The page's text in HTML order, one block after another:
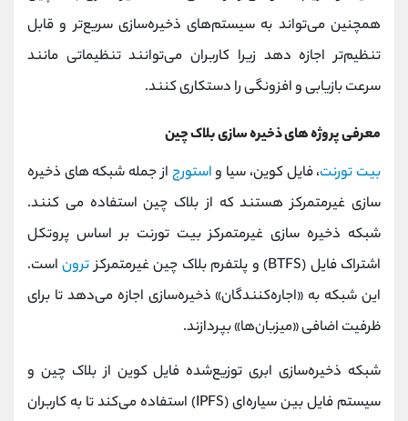
همچنین می‌تواند به سیستم‌های ذخیره‌سازی سریع‌تر و قابل
تنظیم‌تر اجازه دهد زیرا کاربران می‌توانند تنظیماتی مانند
سرعت بازیابی و افزونگی را دستکاری کنند.
معرفی پروژه های ذخیره سازی بلاک چین
بیت تورنت، فایل کوین، سیا واستورج از جمله شبکه های ذخیره
سازی غیرمتمرکز هستند که از بلاک چین استفاده می کنند.
شبکه ذخیره سازی غیرمتمرکز بیت تورنت بر اساس پروتکل
اشتراک فایل (BTFS) و پلتفرم بلاک چین غیرمتمرکز
تروناست.
این شبکه به «اجاره‌کنندگان» ذخیره‌سازی اجازه می‌دهد تا برای
ظرفیت اضافی «میزبان‌ها» بپردازند.
شبکه ذخیره‌سازی ابری توزیع‌شده فایل کوین از بلاک چین و
سیستم فایل بین سیاره‌ای (IPFS) استفاده می‌کند تا به کاربران